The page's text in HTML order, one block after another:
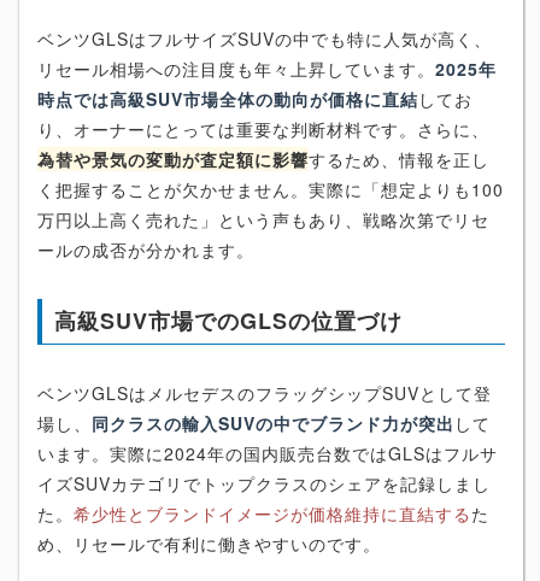
ベンツGLSはフルサイズSUVの中でも特に人気が高く、
リセール相場への注目度も年々上昇しています。 2025年
時点では高級SUV市場全体の動向が価格に直結 してお
り、オーナーにとっては重要な判断材料です。さらに、
為替や景気の変動が査定額に影響するため、情報を正し
く把握することが欠かせません。実際に「想定よりも100
万円以上高く売れた」という声もあり、戦略次第でリセ
ールの成否が分かれます。
高級SUV市場でのGLSの位置づけ
ベンツGLSはメルセデスのフラッグシップSUVとして登
場し、 同クラスの輸入SUVの中でブランド力が突出 して
います。実際に2024年の国内販売台数ではGLSはフルサ
イズSUVカテゴリでトップクラスのシェアを記録しまし
た。 希少性とブランドイメージが価格維持に直結する た
め、リセールで有利に働きやすいのです。